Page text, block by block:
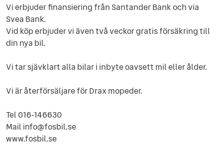
Vi erbjuder finansiering från Santander Bank och via
Svea Bank.
Vid köp erbjuder vi även två veckor gratis försäkring till
din nya bil.
Vi tar sjävklart alla bilar i inbyte oavsett mil eller ålder.
Vi är återförsäljare för Drax mopeder.
Tel 016-146630
Mail info@fosbil.se
www.fosbil.se